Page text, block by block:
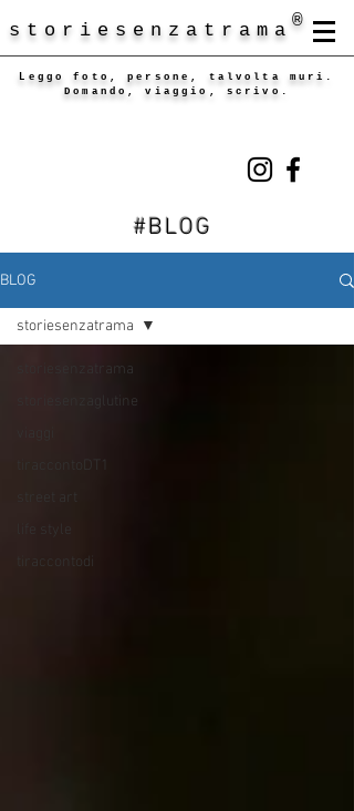
storiesenzatrama ®
Leggo foto, persone, talvolta muri.
Domando, viaggio, scrivo.
#BLOG
BLOG
storiesenzatrama
storiesenzaglutine
tiraccontoDT1
tiraccontodi
storiesenzatrama